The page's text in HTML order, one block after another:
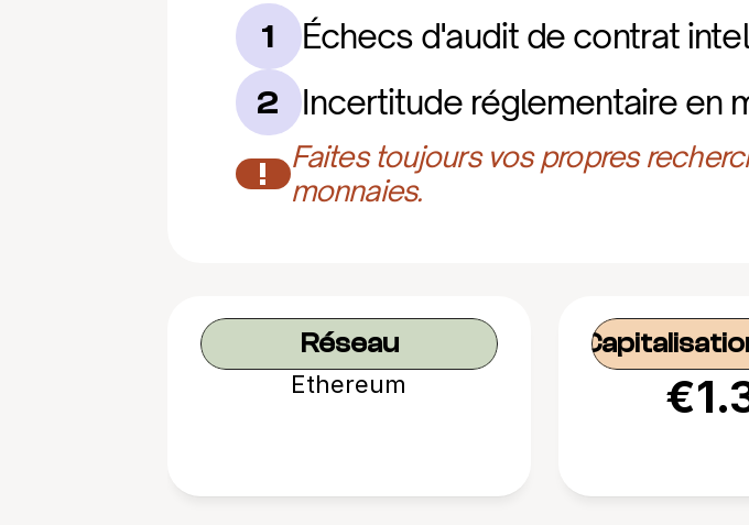
1 Échecs d'audit de contrat
2 Incertitude réglementaire en
!
Faites toujours vos propres
monnaies.
Réseau
Ethereum